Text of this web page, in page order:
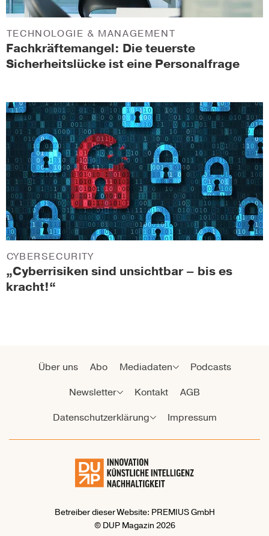
Fachkräftemangel: Die teuerste
Sicherheitslücke ist eine Personalfrage
TECHNOLOGIE & MANAGEMENT
„Cyberrisiken sind unsichtbar – bis es
kracht!“
CYBERSECURITY
Über uns Abo Mediadaten
Podcasts
Newsletter
Kontakt
AGB
Datenschutzerklärung
Impressum
Betreiber dieser Website: PREMIUS GmbH
© DUP Magazin 2026